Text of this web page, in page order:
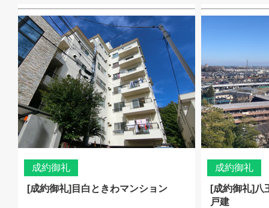
成約御礼
[成約御礼]目白ときわマンション
成約御礼
[成約御礼]八
戸建